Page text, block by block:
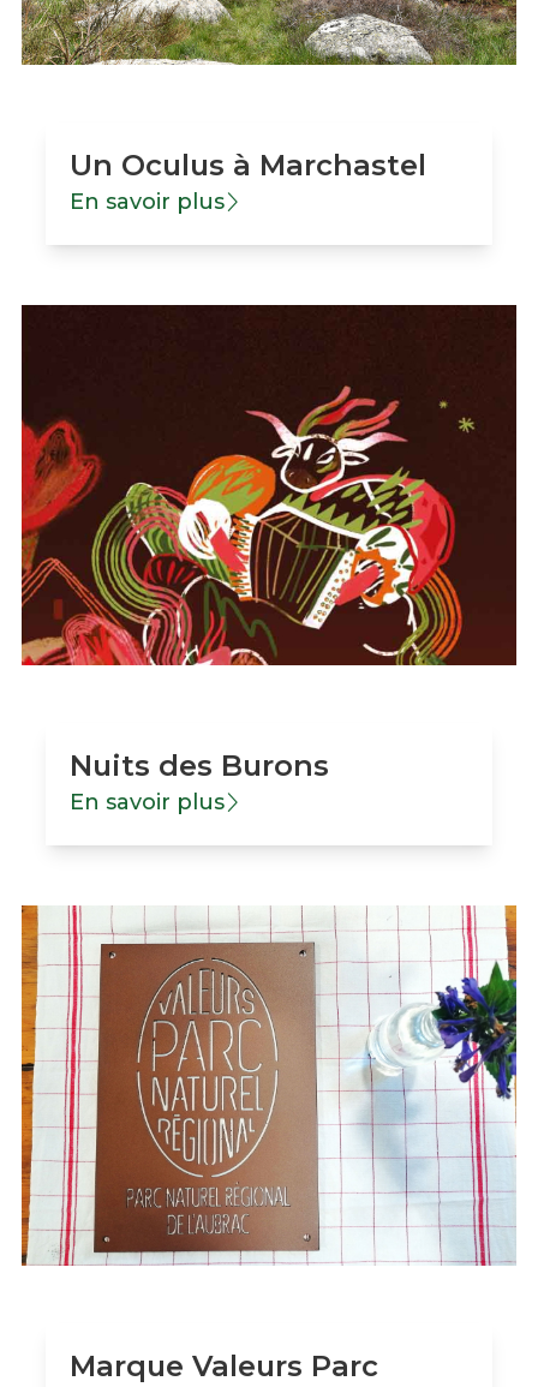
Un Oculus à Marchastel
En savoir plus
Nuits des Burons
En savoir plus
Marque Valeurs Parc